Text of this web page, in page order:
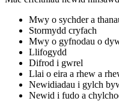
Mwy o sychder a
Stormydd cryfach
Mwy o gyfnodau o
Llifogydd
Difrod i gwrel
Llai o eira a rhew a
Newidiadau i gylch
Newid i fudo a